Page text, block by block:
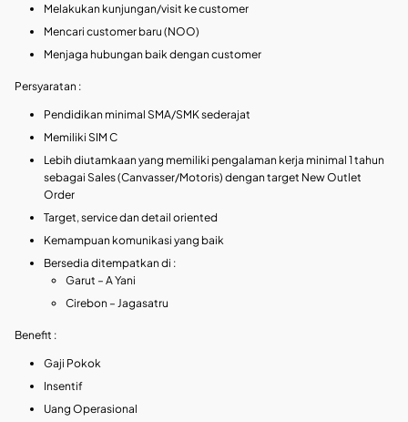
Melakukan kunjungan/visit ke customer
Mencari customer baru (NOO)
Menjaga hubungan baik dengan customer
Persyaratan :
Pendidikan minimal SMA/SMK sederajat
Memiliki SIM C
Lebih diutamkaan yang memiliki pengalaman kerja minimal 1 tahun
sebagai Sales (Canvasser/Motoris) dengan target New Outlet
Order
Target, service dan detail oriented
Kemampuan komunikasi yang baik
Bersedia ditempatkan di :
Garut – A Yani
Cirebon – Jagasatru
Benefit :
Gaji Pokok
Insentif
Uang Operasional